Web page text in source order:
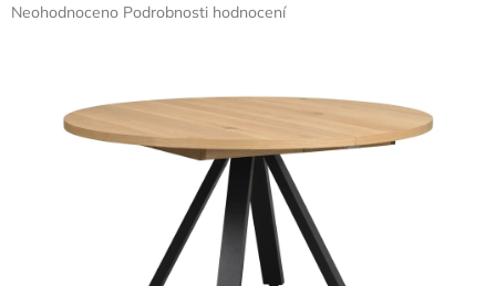
Průměrné
Neohodnoceno Podrobnosti hodnocení